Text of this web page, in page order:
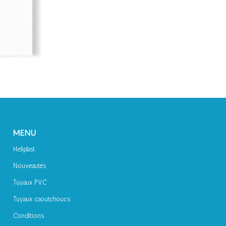
MENU
Heliplast
Nouveautés
Tuyaux PVC
Tuyaux caoutchoucs
Conditions